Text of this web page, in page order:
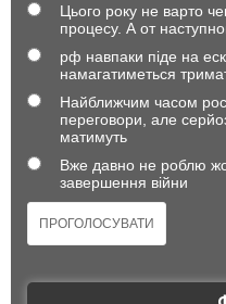
Цього року не варто
процесу. А от
рф навпаки піде на
намагатиметься
Найближчим часом
переговори, але
матимуть
Вже давно не роблю
завершення війни